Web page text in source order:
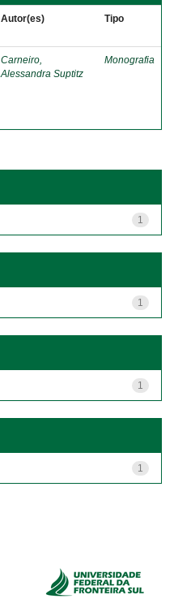
Autor(es) Tipo
Carneiro,
Alessandra Suptitz
Monografia
1
1
1
1